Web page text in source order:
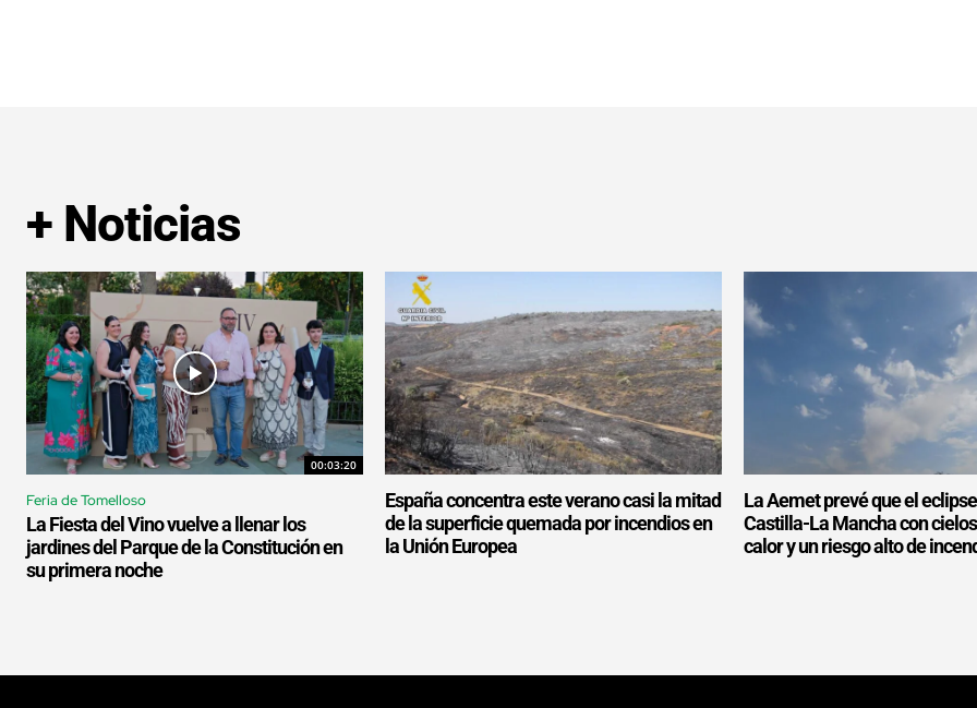
+ Noticias
00:03:20
Feria de Tomelloso
La Fiesta del Vino vuelve a llenar los
jardines del Parque de la Constitución en
su primera noche
España concentra este verano casi la mitad
de la superficie quemada por incendios en
la Unión Europea
La Aemet prevé que el
Castilla-La Mancha con
calor y un riesgo alto de